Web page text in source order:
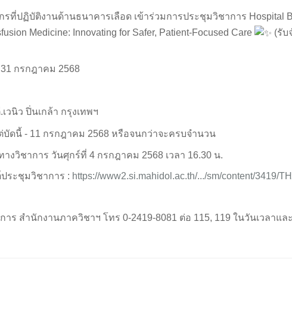
ที่ปฏิบัติงานด้านธนาคารเลือด เข้าร่วมการประชุมวิชาการ Hospital
Medicine: Innovating for Safer, Patient-Focused Care
(รับ
กรกฎาคม 2568
วนิว ปิ่นเกล้า กรุงเทพฯ
บัดนี้ - 11 กรกฎาคม 2568 หรือจนกว่าจะครบจำนวน
งวิชาการ วันศุกร์ที่ 4 กรกฎาคม 2568 เวลา 16.30 น.
ระชุมวิชาการ : https://www2.si.mahidol.ac.th/.../sm/content/3419/
ร สำนักงานภาควิชาฯ โทร 0-2419-8081 ต่อ 115, 119 ในวันเวลาแล